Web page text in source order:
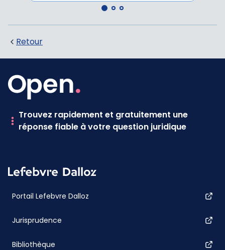
Retour
Trouvez rapidement et gratuitement une
réponse fiable à votre question juridique
Portail Lefebvre Dalloz
Jurisprudence
Bibliothèque